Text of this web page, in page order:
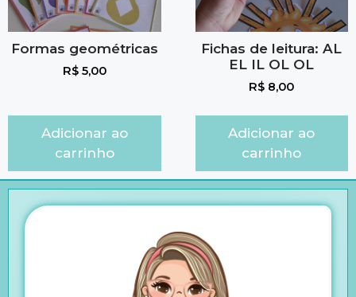
Formas geométricas
R$5,00
Adicionar ao
carrinho
Fichas de leitura: AL
EL IL OL OL
R$ 8,00
Adicionar ao
carrinho